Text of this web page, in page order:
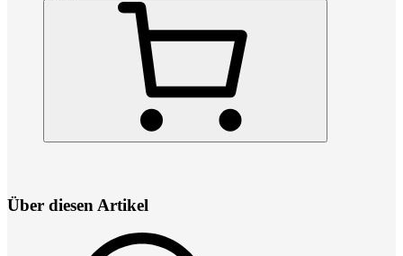
Über diesen Artikel